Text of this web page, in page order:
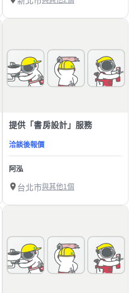
提供「書房設計」服務
洽談後報價
阿泓
台北市與其他1個